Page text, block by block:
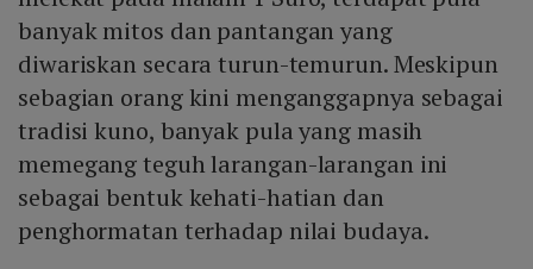
banyak mitos dan pantangan yang
diwariskan secara turun-temurun. Meskipun
sebagian orang kini menganggapnya sebagai
tradisi kuno, banyak pula yang masih
memegang teguh larangan-larangan ini
sebagai bentuk kehati-hatian dan
penghormatan terhadap nilai budaya.